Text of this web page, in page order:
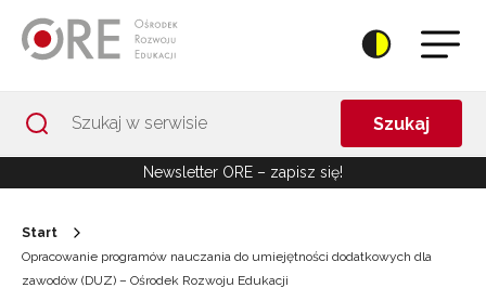
Szukaj
Newsletter ORE – zapisz się!
Start
Opracowanie programów nauczania do umiejętności dodatkowych dla
zawodów (DUZ) – Ośrodek Rozwoju Edukacji